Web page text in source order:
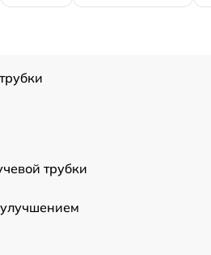
трубки